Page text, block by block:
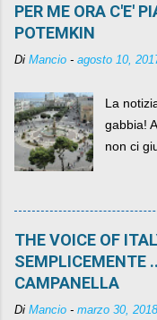
PER ME ORA C'E'
POTEMKIN
Di Mancio - agosto 10,
La
gabbia!
non ci
per un
più.
THE VOICE OF
SEMPLICEMENTE
CAMPANELLA
Di Mancio - marzo 30, 2018